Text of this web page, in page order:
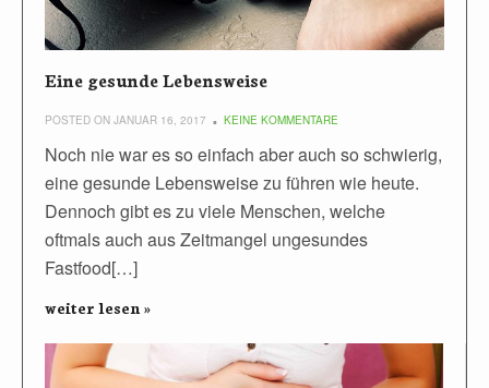
Eine gesunde Lebensweise
POSTED ON JANUAR 16, 2017 KEINE KOMMENTARE
Noch nie war es so einfach aber auch so schwierig,
eine gesunde Lebensweise zu führen wie heute.
Dennoch gibt es zu viele Menschen, welche
oftmals auch aus Zeitmangel ungesundes
Fastfood[…]
weiter lesen »